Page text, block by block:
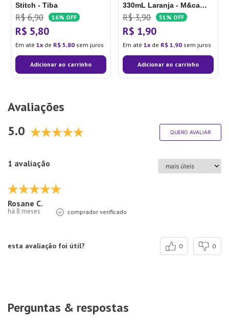
Stitch - Tiba
R$ 6,90 16% OFF
R$ 5,80
Em até 1 de R$ 5,80 sem juros
Adicionar ao carrinho
330mL Laranja - M&ca
Plásticos
R$ 3,90 51% OFF
R$ 1,90
Em até 1 de R$ 1,90 sem juros
Adicionar ao carrinho
Avaliações
5.0
QUERO AVALIAR
1 avaliação
Rosane C.
há 8 meses comprador verificado
esta avaliação foi útil? 0 0
Perguntas & respostas